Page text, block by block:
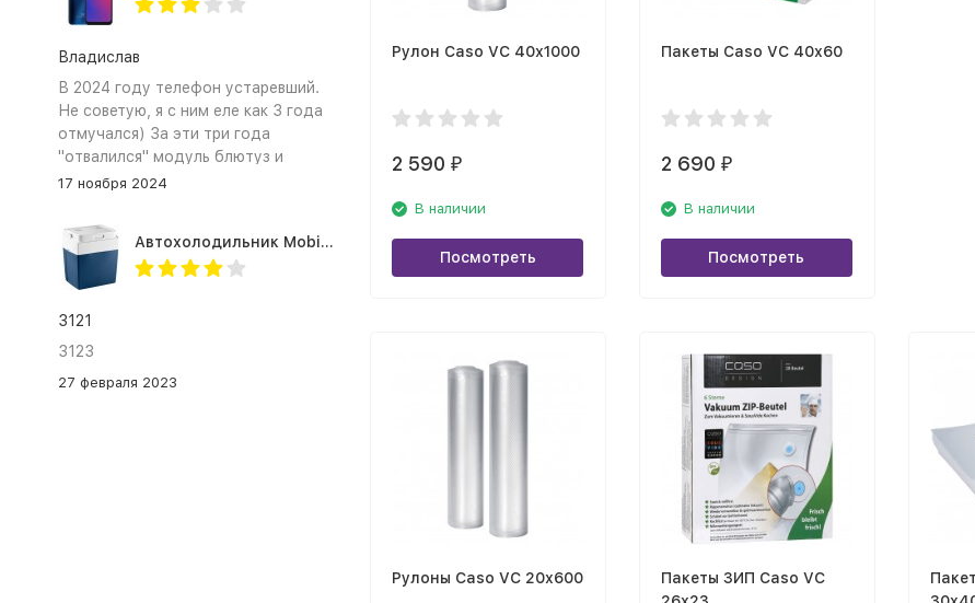
Рулон Caso VC 40х1000
2 590 ₽
В наличии
Посмотреть
Пакеты Caso VC 40х60
2 690 ₽
В наличии
Посмотреть
Рулоны Caso VC 20х600
Пакеты ЗИП Caso VC
Владислав
В 2024 году телефон устаревший.
Не советую, я с ним еле как 3 года
отмучался) За эти три года
"отвалился" модуль блютуз и
сканер отпечатка пальца
17 ноября 2024
Автохолодильник Mobicool MV26 AC/DC
3121
3123
27 февраля 2023